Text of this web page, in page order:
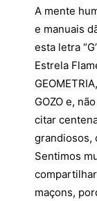
A mente
e manuais
esta letra
Estrela
GOZO e,
citar
grandiosos,
Sentimos
maçons,